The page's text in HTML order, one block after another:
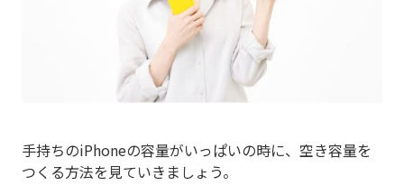
手持ちのiPhoneの容量がいっぱいの時に、空き容量を
つくる方法を見ていきましょう。